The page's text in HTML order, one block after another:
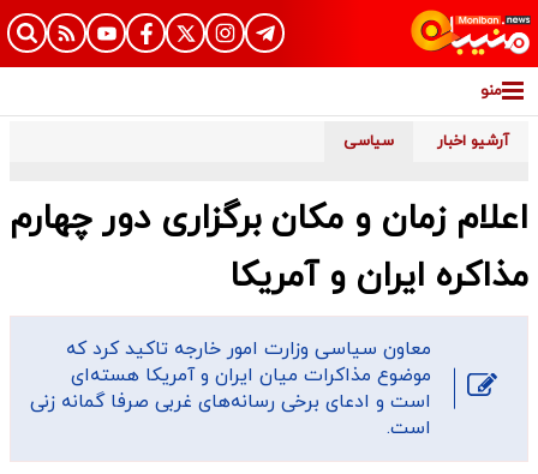
منو
آرشیو اخبار سیاسی
اعلام زمان و مکان برگزاری دور چهارم
مذاکره ایران و آمریکا
معاون سیاسی وزارت امور خارجه تاکید کرد که
موضوع مذاکرات میان ایران و آمریکا هسته‌ای
است و ادعای برخی رسانه‌های غربی صرفا گمانه‌ زنی
است.